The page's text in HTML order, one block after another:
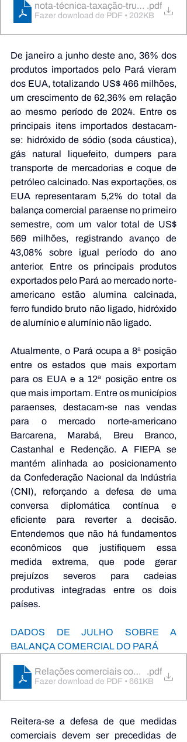
nota-técnica-taxação-trump.pdf
Fazer download de PDF • 202KB
De janeiro a junho deste ano, 36% dos
produtos importados pelo Pará vieram
dos EUA, totalizando US$ 466 milhões,
um crescimento de 62,36% em relação
ao mesmo período de 2024. Entre os
principais itens importados destacam-
se: hidróxido de sódio (soda cáustica),
gás natural liquefeito, dumpers para
transporte de mercadorias e coque de
petróleo calcinado. Nas exportações, os
EUA representaram 5,2% do total da
balança comercial paraense no primeiro
semestre, com um valor total de US$
569 milhões, registrando avanço de
43,08% sobre igual período do ano
anterior. Entre os principais produtos
exportados pelo Pará ao mercado norte-
americano estão alumina calcinada,
ferro fundido bruto não ligado, hidróxido
de alumínio e alumínio não ligado.
Atualmente, o Pará ocupa a 8ª posição
entre os estados que mais exportam
para os EUA e a 12ª posição entre os
que mais importam. Entre os municípios
paraenses, destacam-se nas vendas
para o mercado norte-americano
Barcarena, Marabá, Breu Branco,
Castanhal e Redenção. A FIEPA se
mantém alinhada ao posicionamento
da Confederação Nacional da Indústria
(CNI), reforçando a defesa de uma
conversa diplomática contínua e
eficiente para reverter a decisão.
Entendemos que não há fundamentos
econômicos que justifiquem essa
medida extrema, que pode gerar
prejuízos severos para cadeias
produtivas integradas entre os dois
países.
DADOS DE JULHO SOBRE A
BALANÇA COMERCIAL DO PARÁ
Relações comerciais com a Estados
.pdf
Fazer download de PDF • 661KB
Reitera-se a defesa de que medidas
comerciais devem ser precedidas de